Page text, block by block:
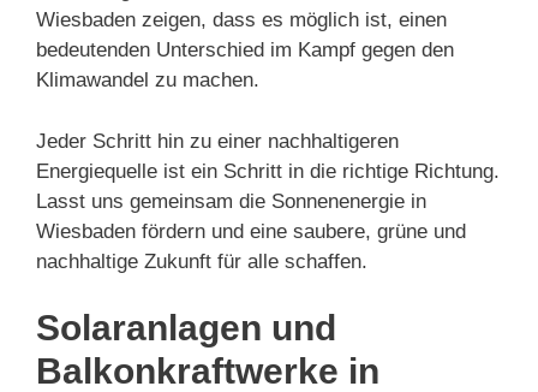
Wiesbaden zeigen, dass es möglich ist, einen
bedeutenden Unterschied im Kampf gegen den
Klimawandel zu machen.
Jeder Schritt hin zu einer nachhaltigeren
Energiequelle ist ein Schritt in die richtige Richtung.
Lasst uns gemeinsam die Sonnenenergie in
Wiesbaden fördern und eine saubere, grüne und
nachhaltige Zukunft für alle schaffen.
Solaranlagen und
Balkonkraftwerke in